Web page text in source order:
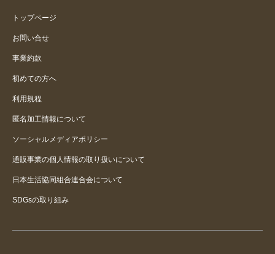
トップページ
お問い合せ
事業約款
初めての方へ
利用規程
匿名加工情報について
ソーシャルメディアポリシー
通販事業の個人情報の取り扱いについて
日本生活協同組合連合会について
SDGsの取り組み